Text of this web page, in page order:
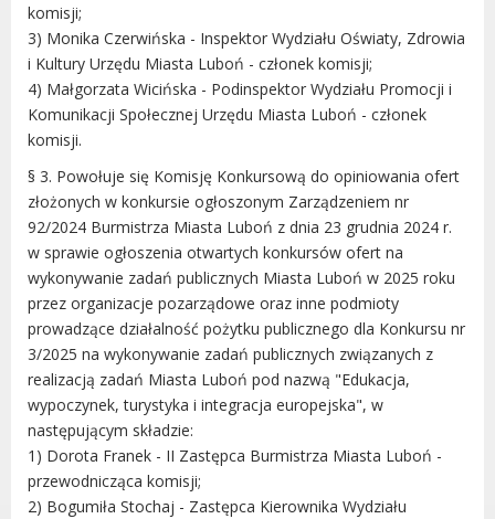
komisji;
3) Monika Czerwińska - Inspektor Wydziału Oświaty, Zdrowia
i Kultury Urzędu Miasta Luboń - członek komisji;
4) Małgorzata Wicińska - Podinspektor Wydziału Promocji i
Komunikacji Społecznej Urzędu Miasta Luboń - członek
komisji.
§ 3. Powołuje się Komisję Konkursową do opiniowania ofert
złożonych w konkursie ogłoszonym Zarządzeniem nr
92/2024 Burmistrza Miasta Luboń z dnia 23 grudnia 2024 r.
w sprawie ogłoszenia otwartych konkursów ofert na
wykonywanie zadań publicznych Miasta Luboń w 2025 roku
przez organizacje pozarządowe oraz inne podmioty
prowadzące działalność pożytku publicznego dla Konkursu nr
3/2025 na wykonywanie zadań publicznych związanych z
realizacją zadań Miasta Luboń pod nazwą "Edukacja,
wypoczynek, turystyka i integracja europejska", w
następującym składzie:
1) Dorota Franek - II Zastępca Burmistrza Miasta Luboń -
przewodnicząca komisji;
2) Bogumiła Stochaj - Zastępca Kierownika Wydziału